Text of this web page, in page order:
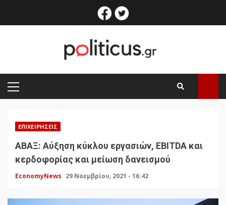
facebook
PRIMARY
MENU
ΕΠΙΧΕΙΡΉΣΕΙΣ
ΑΒΑΞ: Αύξηση κύκλου εργασιών, EBITDA και
κερδοφορίας και μείωση δανεισμού
EconomyNews 29 Νοεμβρίου, 2021 - 16:42